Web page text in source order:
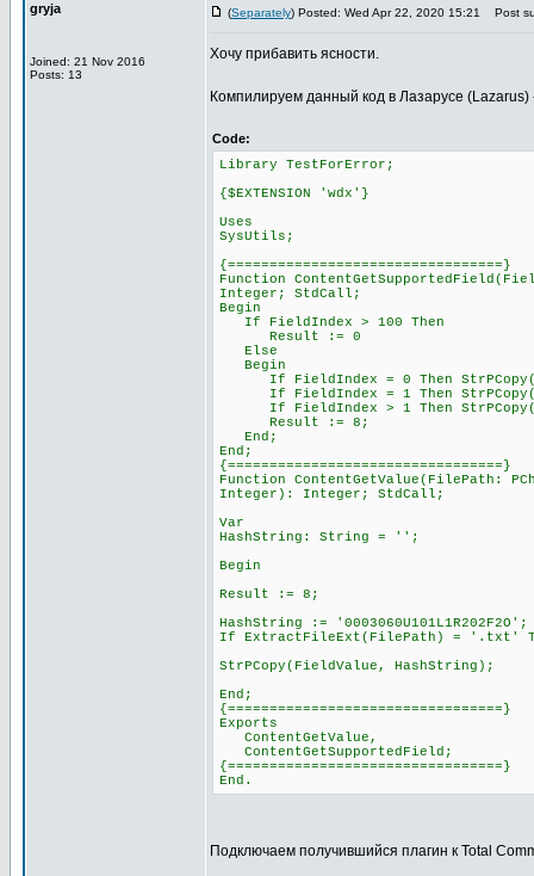
gryja
Joined: 21 Nov 2016
Posts: 13
(Separately) Posted: Wed Apr 22, 2020 15:21 Post
Хочу прибавить ясности.
Компилируем данный код в Лазарусе (Lazarus)
Code:
Library TestForError;
{$EXTENSION 'wdx'}
Uses
SysUtils;
{=================================}
Function
Integer; StdCall;
Begin
If FieldIndex > 100 Then
Result := 0
Else
Begin
If FieldIndex = 0 Then
If FieldIndex = 1 Then
If FieldIndex > 1 Then
Result := 8;
End;
End;
{=================================}
Function ContentGetValue(FilePath:
Integer): Integer; StdCall;
Var
HashString: String = '';
Begin
Result := 8;
HashString := '0003060U101L1R202F2O';
If ExtractFileExt(FilePath) = '.txt'
StrPCopy(FieldValue, HashString);
End;
{=================================}
Exports
ContentGetValue,
ContentGetSupportedField;
{=================================}
End.
Подключаем получившийся плагин к Total